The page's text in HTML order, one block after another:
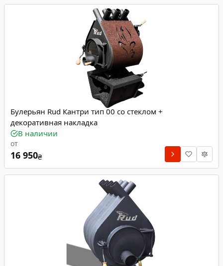
Булерьян Rud Кантри тип 00 со стеклом +
декоративная накладка
В наличии
от
16 950₴